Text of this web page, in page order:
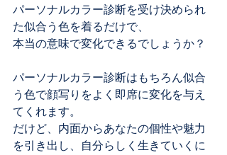
パーソナルカラー診断を受け決められ
た似合う色を着るだけで、
本当の意味で変化できるでしょうか？
パーソナルカラー診断はもちろん似合
う色で顔写りをよく即席に変化を与え
てくれます。
だけど、内面からあなたの個性や魅力
を引き出し、自分らしく生きていくに